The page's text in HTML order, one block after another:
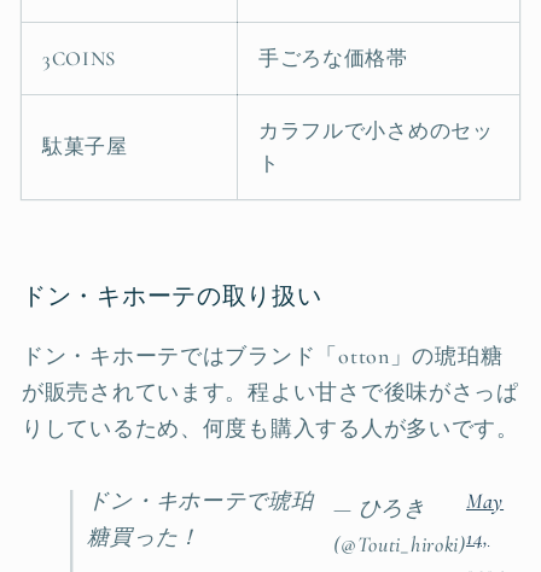
3COINS 手ごろな価格帯
駄菓子屋
カラフルで小さめのセッ
ト
ドン・キホーテの取り扱い
ドン・キホーテではブランド「otton」の琥珀糖
が販売されています。程よい甘さで後味がさっぱ
りしているため、何度も購入する人が多いです。
ドン・キホーテで琥珀
糖買った！
— ひろき
(@Touti_hiroki)
May
14,